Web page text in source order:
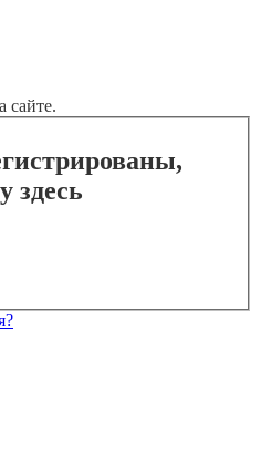
сайте.
здесь